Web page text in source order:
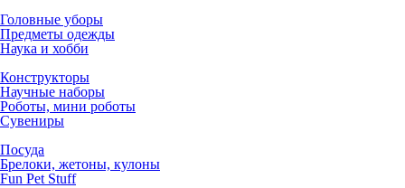
Головные уборы
Предметы одежды
Наука и хобби
Конструкторы
Научные наборы
Роботы, мини роботы
Сувениры
Посуда
Брелоки, жетоны, кулоны
Fun Pet Stuff